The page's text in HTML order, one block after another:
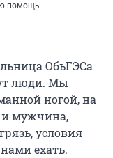
помощь
ОбьГЭСа
люди. Мы
ногой, на
и мужчина,
условия
ехать.